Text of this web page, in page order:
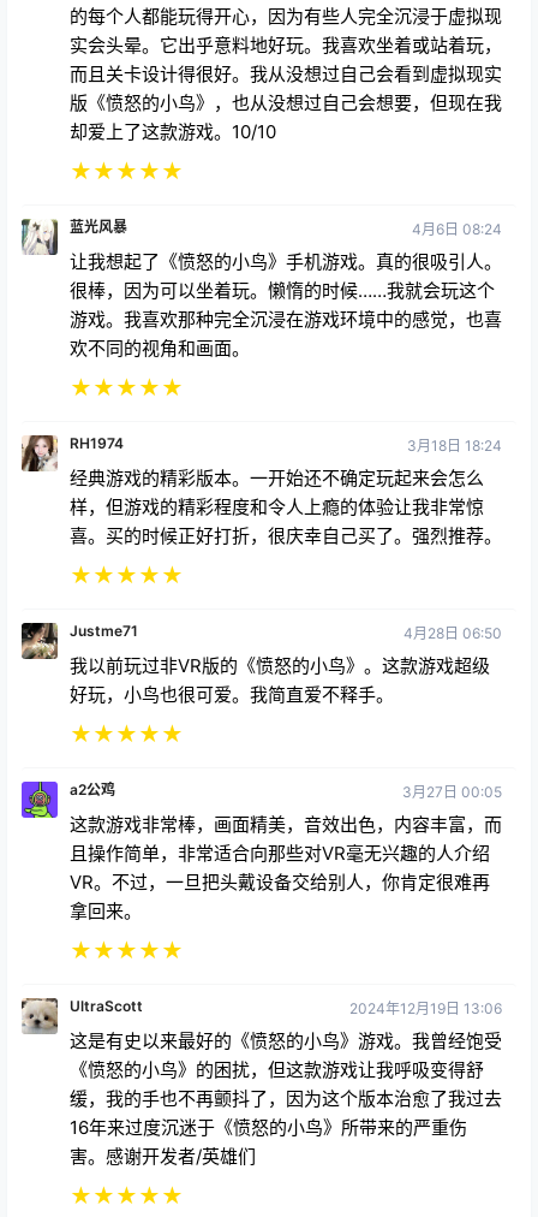
的每个人都能玩得开心，因为有些人完全沉浸于虚拟现
实会头晕。它出乎意料地好玩。我喜欢坐着或站着玩，
而且关卡设计得很好。我从没想过自己会看到虚拟现实
版《愤怒的小鸟》，也从没想过自己会想要，但现在我
却爱上了这款游戏。10/10
★★★★★
蓝光风暴 4月6日 08:24
让我想起了《愤怒的小鸟》手机游戏。真的很吸引人。
很棒，因为可以坐着玩。懒惰的时候……我就会玩这个
游戏。我喜欢那种完全沉浸在游戏环境中的感觉，也喜
欢不同的视角和画面。
★★★★★
RH1974 3月18日 18:24
经典游戏的精彩版本。一开始还不确定玩起来会怎么
样，但游戏的精彩程度和令人上瘾的体验让我非常惊
喜。买的时候正好打折，很庆幸自己买了。强烈推荐。
★★★★★
Justme71 4月28日 06:50
我以前玩过非VR版的《愤怒的小鸟》。这款游戏超级
好玩，小鸟也很可爱。我简直爱不释手。
★★★★★
a2公鸡 3月27日 00:05
这款游戏非常棒，画面精美，音效出色，内容丰富，而
且操作简单，非常适合向那些对VR毫无兴趣的人介绍
VR。不过，一旦把头戴设备交给别人，你肯定很难再
拿回来。
★★★★★
UltraScott 2024年12月19日 13:06
这是有史以来最好的《愤怒的小鸟》游戏。我曾经饱受
《愤怒的小鸟》的困扰，但这款游戏让我呼吸变得舒
缓，我的手也不再颤抖了，因为这个版本治愈了我过去
16年来过度沉迷于《愤怒的小鸟》所带来的严重伤
害。感谢开发者/英雄们
★★★★★